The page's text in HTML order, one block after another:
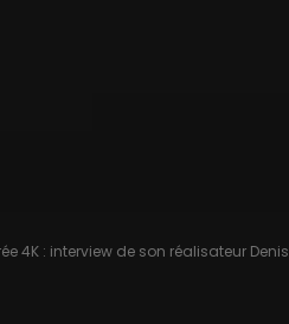
4K : interview de son réalisateur Denis